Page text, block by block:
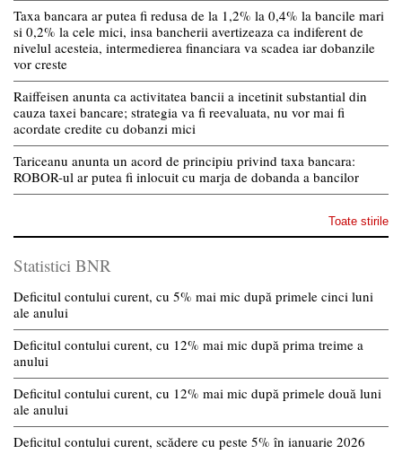
Taxa bancara ar putea fi redusa de la 1,2% la 0,4% la bancile mari
si 0,2% la cele mici, insa bancherii avertizeaza ca indiferent de
nivelul acesteia, intermedierea financiara va scadea iar dobanzile
vor creste
Raiffeisen anunta ca activitatea bancii a incetinit substantial din
cauza taxei bancare; strategia va fi reevaluata, nu vor mai fi
acordate credite cu dobanzi mici
Tariceanu anunta un acord de principiu privind taxa bancara:
ROBOR-ul ar putea fi inlocuit cu marja de dobanda a bancilor
Toate stirile
Statistici BNR
Deficitul contului curent, cu 5% mai mic după primele cinci luni
ale anului
Deficitul contului curent, cu 12% mai mic după prima treime a
anului
Deficitul contului curent, cu 12% mai mic după primele două luni
ale anului
Deficitul contului curent, scădere cu peste 5% în ianuarie 2026